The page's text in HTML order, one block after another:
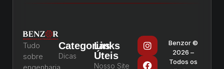
Tudo
sobre
Categorias
Dicas
Links
Úteis
Nosso Site
Benzor ©
2026 –
Todos os